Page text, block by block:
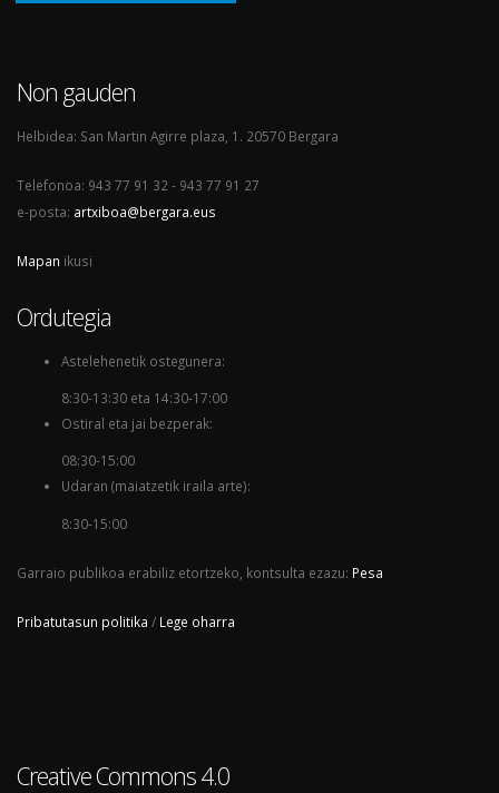
Non gauden
Helbidea: San Martin Agirre plaza, 1. 20570 Bergara
Telefonoa: 943 77 91 32 - 943 77 91 27
e-posta: artxiboa@bergara.eus
Mapan ikusi
Ordutegia
Astelehenetik ostegunera:
8:30-13:30 eta 14:30-17:00
Ostiral eta jai bezperak:
08:30-15:00
Udaran (maiatzetik iraila arte):
8:30-15:00
Garraio publikoa erabiliz etortzeko, kontsulta ezazu: Pesa
Pribatutasun politika / Lege oharra
Creative Commons 4.0